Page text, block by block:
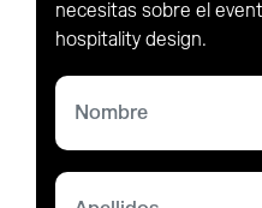
necesitas sobre el
hospitality design.